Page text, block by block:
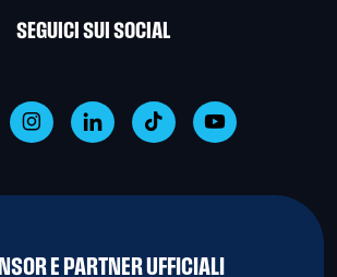
SEGUICI SUI SOCIAL
E PARTNER UFFICIALI